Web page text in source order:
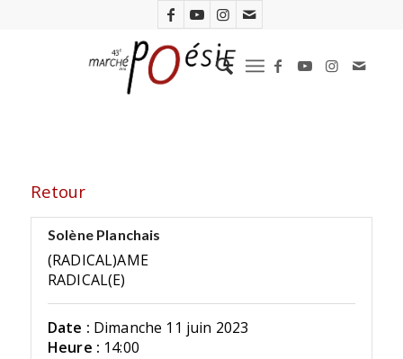
Retour
Solène Planchais
(RADICAL)AME
RADICAL(E)
Date : Dimanche 11 juin 2023
Heure : 14:00